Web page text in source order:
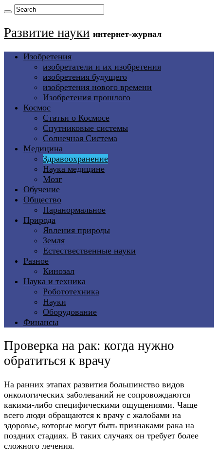
Развитие науки интернет-журнал
Изобретения
изобретатели и их изобретения
изобретения будущего
изобретения нового времени
Изобретения прошлого
Космос
Статьи о Космосе
Спутниковые системы
Солнечная Система
Медицина
Здравоохранение
Наука медицине
Мозг
Обучение
Общество
Паранормальное
Природа
Явления природы
Земля
Естествественные науки
Разное
Кинозал
Наука и техника
Робототехника
Науки
Оборудование
Финансы
Проверка на рак: когда нужно
обратиться к врачу
На ранних этапах развития большинство видов
онкологических заболеваний не сопровождаются
какими-либо специфическими ощущениями. Чаще
всего люди обращаются к врачу с жалобами на
здоровье, которые могут быть признаками рака на
поздних стадиях. В таких случаях он требует более
сложного лечения.